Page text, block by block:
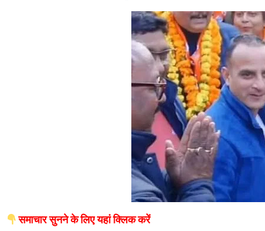
समाचार सुनने के लिए यहां क्लिक करें